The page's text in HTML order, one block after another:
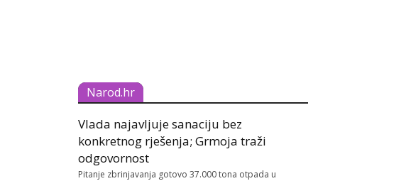
Narod.hr
Vlada najavljuje sanaciju bez
konkretnog rješenja; Grmoja traži
odgovornost
Pitanje zbrinjavanja gotovo 37.000 tona otpada u